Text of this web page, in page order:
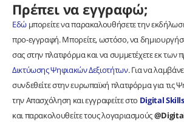
Πρέπει να εγγραφώ;
Εδώμπορείτε να παρακαλουθήσετε την
προ-εγγραφή. Μπορείτε, ωστόσο, να
σας στην πλατφόρμα και να συμμετέχετε εκ των
Δικτύωσης Ψηφιακών Δεξιοτήτων. Για να
συνδεθείτε στην ευρωπαϊκή πλατφόρμα για τις
την Απασχόληση και εγγραφείτε στο Digital
και παρακολουθείτε τους λογαριασμούς